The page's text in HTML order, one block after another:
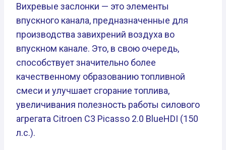
Вихревые заслонки — это элементы
впускного канала, предназначенные для
производства завихрений воздуха во
впускном канале. Это, в свою очередь,
способствует значительно более
качественному образованию топливной
смеси и улучшает сгорание топлива,
увеличивания полезность работы силового
агрегата Citroen C3 Picasso 2.0 BlueHDI (150
л.с.).